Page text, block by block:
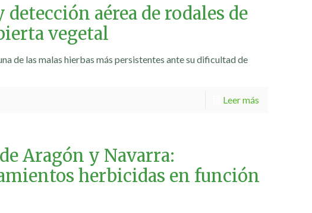
aérea de rodales de
vegetal
de las malas hierbas más persistentes ante su dificultad de
Leer más
Aragón y Navarra:
herbicidas en función